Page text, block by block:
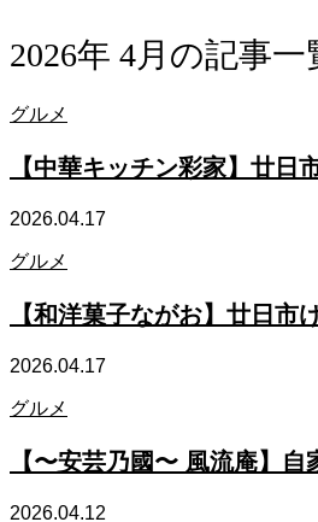
2026年 4月の記事一
グルメ
【中華キッチン彩家】廿
2026.04.17
グルメ
【和洋菓子ながお】廿日
2026.04.17
グルメ
【〜安芸乃國〜 風流庵】
2026.04.12